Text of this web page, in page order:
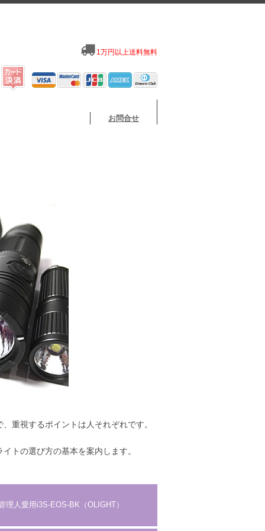
1万円以上送料無料
お問合せ
重視するポイントは人それぞれです。
トの選び方の基本を案内します。
人愛用i3S-EOS-BK（OLIGHT）